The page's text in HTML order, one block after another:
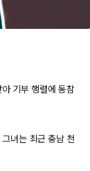
기부 행렬에 동참
녀는 최근 충남 천